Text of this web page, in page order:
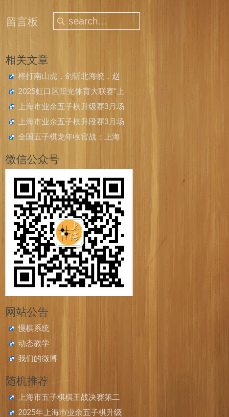
留言板
相关文章
棒打南山虎，剑斩北海蛟，赵
云、王嘉欣获上海五子棋快棋
2025虹口区阳光体育大联赛“上
音实小杯”五子棋比赛圆满落幕
上海市业余五子棋升级赛3月场
开始报名
上海市业余五子棋升段赛3月场
开始报名
全国五子棋龙年收官战：上海
五子棋锦标赛4金4银
微信公众号
网站公告
慢棋系统
动态教学
我们的微博
随机推荐
上海市五子棋棋王战决赛第二
局：吴镝剑走偏锋未建寸功，
2025年上海市业余五子棋升级